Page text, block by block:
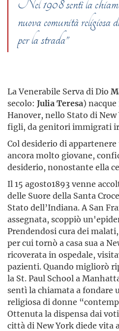
Nel 1908 sentì la
nuova comunità religiosa
per la strada”
La Venerabile Serva di Dio
secolo: Julia Teresa)
Hanover, nello Stato di
figli, da genitori immigrati
Col desiderio di
ancora molto giovane,
desiderio, nonostante ella
Il 15 agosto1893 venne
delle Suore della Santa
Stato dell’Indiana. A San
assegnata, scoppiò
Prendendosi cura dei
per cui tornò a casa sua a
ricoverata in ospedale,
pazienti. Quando migliorò
la St. Paul School a
sentì la chiamata a fondare
religiosa di donne
Ottenuta la dispensa dai
città di New York diede vita